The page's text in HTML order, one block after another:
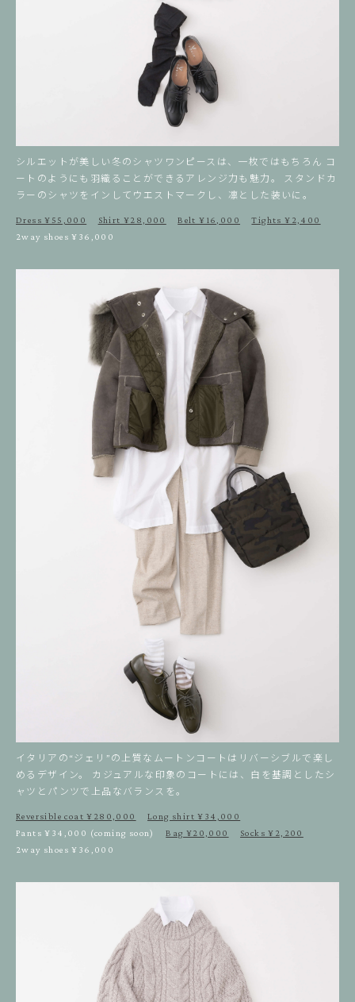
シルエットが美しい冬のシャツワンピースは、一枚ではもちろん コ
ートのようにも羽織ることができるアレンジ力も魅力。
スタンドカ
ラーのシャツをインしてウエストマークし、凛とした装いに。
Dress ¥55,000 Shirt ¥28,000 Belt ¥16,000
Tights ¥2,400
2way shoes ¥36,000
イタリアの“ジェリ”の上質なムートンコートはリバーシブルで楽し
めるデザイン。
カジュアルな印象のコートには、白を基調としたシ
ャツとパンツで上品なバランスを。
Reversible coat ¥280,000
Long shirt ¥34,000
Pants ¥34,000 (coming soon)
Bag ¥20,000
Socks ¥2,200
2way shoes ¥36,000